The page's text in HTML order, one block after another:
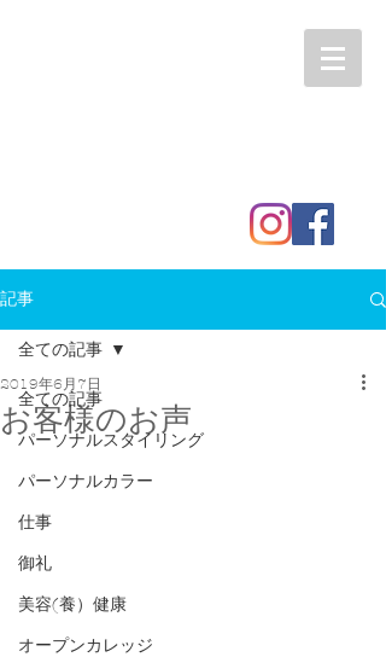
記事
全ての記事
パーソナルスタイリング
パーソナルカラー
仕事
御礼
美容(養）健康
オープンカレッジ
全ての記事
お客様のお声
2019年6月7日